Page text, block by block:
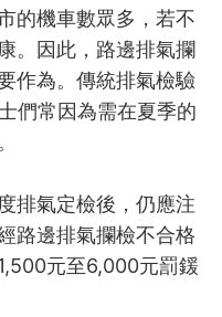
的機車數眾多，若不
。因此，路邊排氣攔
作為。傳統排氣檢驗
們常因為需在夏季的
排氣定檢後，仍應注
路邊排氣攔檢不合格
元至6,000元罰鍰